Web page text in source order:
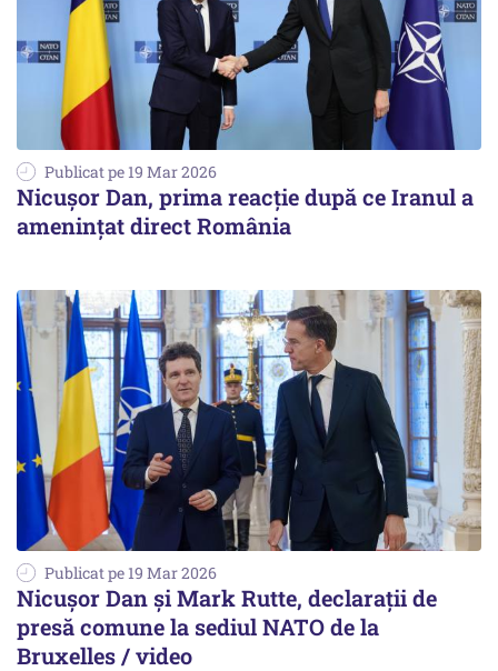
Publicat pe 19 Mar 2026
Nicușor Dan, prima reacție după ce Iranul a
amenințat direct România
Publicat pe 19 Mar 2026
Nicușor Dan și Mark Rutte, declarații de
presă comune la sediul NATO de la
Bruxelles / video